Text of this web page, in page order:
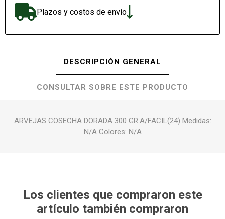
Plazos y costos de envío
DESCRIPCIÓN GENERAL
CONSULTAR SOBRE ESTE PRODUCTO
ARVEJAS COSECHA DORADA 300 GR.A/FACIL(24) Medidas:
N/A Colores: N/A
Los clientes que compraron este
artículo también compraron